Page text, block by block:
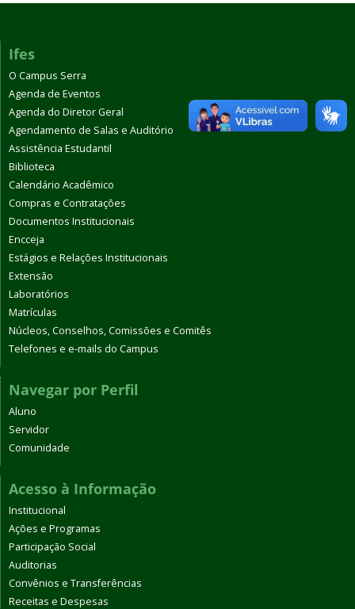
Ifes
O Campus Serra
Agenda de Eventos
Agenda do Diretor Geral
Agendamento de Salas e Auditório
Assistência Estudantil
Biblioteca
Calendário Acadêmico
Compras e Contratações
Documentos Institucionais
Encceja
Estágios e Relações Institucionais
Extensão
Laboratórios
Matrículas
Núcleos, Conselhos, Comissões e Comitês
Telefones e e-mails do Campus
Navegar por Perfil
Aluno
Servidor
Comunidade
Acesso à Informação
Institucional
Ações e Programas
Participação Social
Auditorias
Convênios e Transferências
Receitas e Despesas